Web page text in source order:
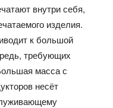
внутрисебя,
изделия.
к большой
требующих
масса с
несёт